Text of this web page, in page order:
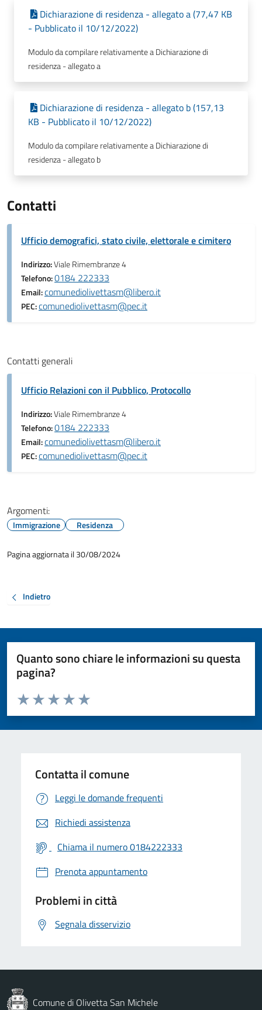
Dichiarazione di residenza - allegato a (77,47 KB
- Pubblicato il 10/12/2022)
Modulo da compilare relativamente a Dichiarazione di
residenza - allegato a
Dichiarazione di residenza - allegato b (157,13
KB - Pubblicato il 10/12/2022)
Modulo da compilare relativamente a Dichiarazione di
residenza - allegato b
Contatti
Ufficio demografici, stato civile, elettorale e cimitero
Indirizzo:Viale Rimembranze 4
Telefono:0184 222333
Email:comunediolivettasm@libero.it
PEC:comunediolivettasm@pec.it
Contatti generali
Ufficio Relazioni con il Pubblico, Protocollo
Indirizzo:Viale Rimembranze 4
Telefono:0184 222333
Email:comunediolivettasm@libero.it
PEC:comunediolivettasm@pec.it
Argomenti:
Immigrazione Residenza
Pagina aggiornata il 30/08/2024
Indietro
Quanto sono chiare le informazioni su questa
pagina?
Valuta da 1 a 5 stelle la pagina
Valuta 5 stelle su 5
Valuta 4 stelle su 5
Valuta 3 stelle su 5
Valuta 2 stelle su 5
Valuta 1 stelle su 5
Contatta il comune
Leggi le domande frequenti
Richiedi assistenza
Chiama il numero 0184222333
Prenota appuntamento
Problemi in città
Segnala disservizio
Comune di Olivetta San Michele